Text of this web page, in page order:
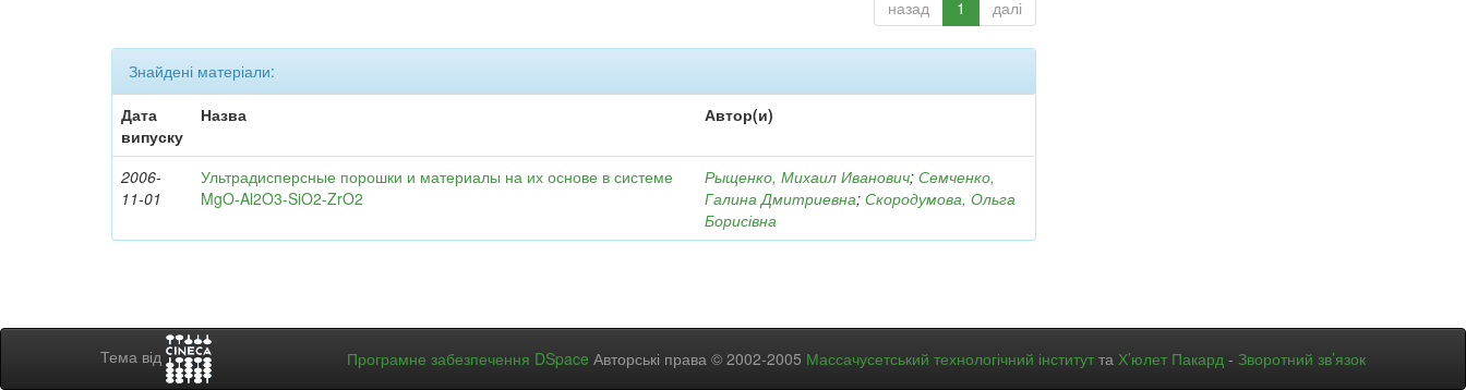
назад 1 далі
Знайдені матеріали:
Дата
випуску
Назва Автор(и)
2006-
11-01
Ультрадисперсные порошки и материалы на их основе в системе
MgO-Al2O3-SiO2-ZrO2
Рыщенко, Михаил Иванович;Семченко,
Галина Дмитриевна;Скородумова, Ольга
Борисівна
Тема від Програмне забезпечення DSpace Авторські права © 2002-2005 Массачусетський технологічний інститут та Х’юлет Пакард - Зворотний зв’язок